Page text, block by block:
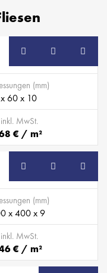
(mm)
60 x 10
inkl. MwSt.
€ / m²
(mm)
x 400 x 9
inkl. MwSt.
€ / m²